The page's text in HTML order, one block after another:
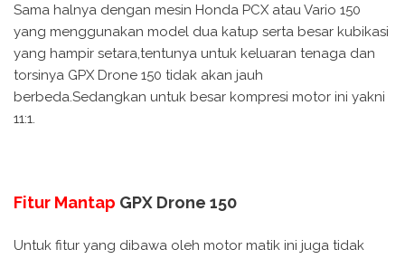
Sama halnya dengan mesin Honda PCX atau Vario 150
yang menggunakan model dua katup serta besar kubikasi
yang hampir setara,tentunya untuk keluaran tenaga dan
torsinya GPX Drone 150 tidak akan jauh
berbeda.Sedangkan untuk besar kompresi motor ini yakni
11:1.
Fitur Mantap GPX Drone 150
Untuk fitur yang dibawa oleh motor matik ini juga tidak